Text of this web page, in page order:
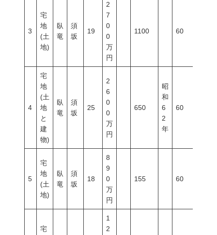
3
宅
地
(土
地)
臥
竜
須
坂
19
2
7
0
0
万
円
1100 60
4
宅
地
(土
地
と
建
物)
臥
竜
須
坂
25
2
6
0
0
万
円
650
昭
和
6
2
年
60
5
宅
地
(土
地)
臥
竜
須
坂
18
8
9
0
万
円
155 60
宅
1
2